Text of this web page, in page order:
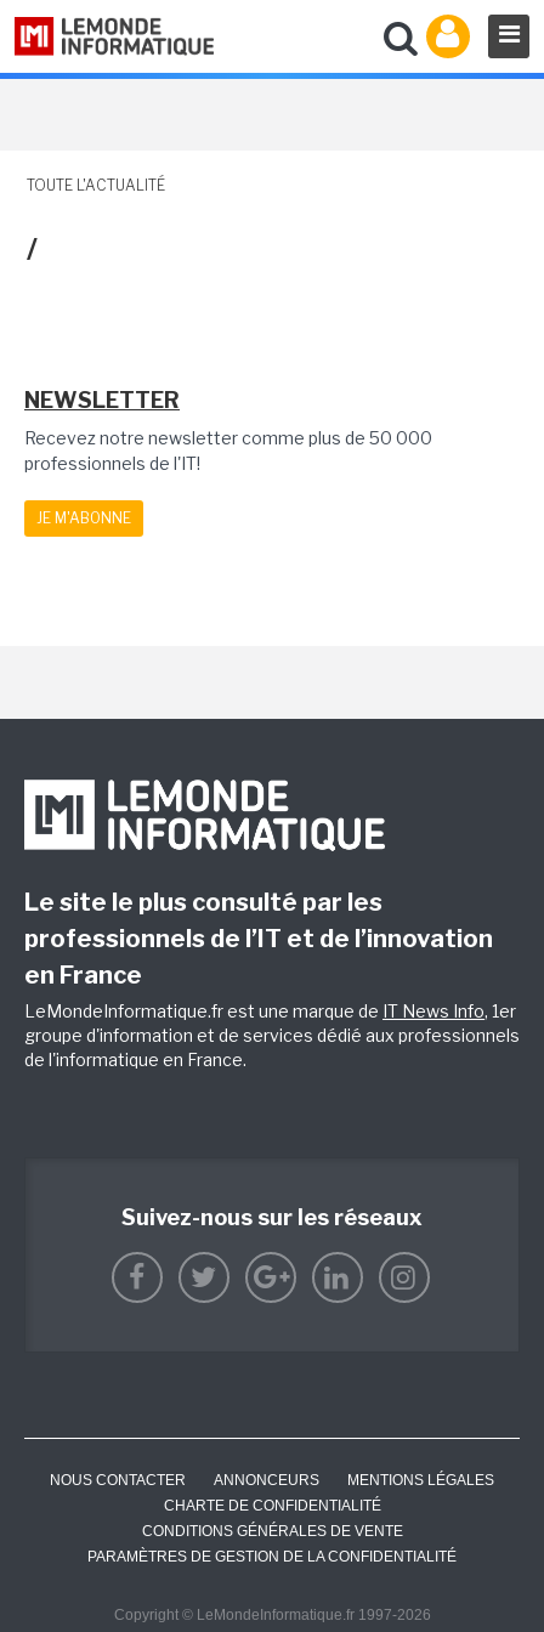
TOUTE L'ACTUALITÉ
/
NEWSLETTER
Recevez notre newsletter comme plus de 50 000
professionnels de l'IT!
JE M'ABONNE
Le site le plus consulté par les
professionnels de l’IT et de l’innovation
en France
LeMondeInformatique.fr est une marque de IT News Info, 1er
groupe d'information et de services dédié aux professionnels
de l'informatique en France.
Suivez-nous sur les réseaux
NOUS CONTACTER ANNONCEURS
MENTIONS LÉGALES
CHARTE DE CONFIDENTIALITÉ
CONDITIONS GÉNÉRALES DE VENTE
PARAMÈTRES DE GESTION DE LA CONFIDENTIALITÉ
Copyright © LeMondeInformatique.fr 1997-2026